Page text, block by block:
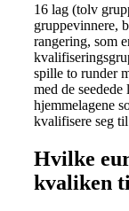
16 lag (tolv
gruppevinnere,
rangering, som
spille to runder
med de
hjemmelagene
kvalifisere seg
Hvilke
kvaliken